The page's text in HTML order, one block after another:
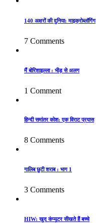
140 अक्षरों की दुनिया: माइक्रोब्लॉगिंग
7 Comments
मैं बोरिशाइल्ला : भीड़ से अलग
1 Comment
हिन्दी समांतर कोश: एक विराट प्रयास
8 Comments
गालिब छुटी शराब : भाग 1
3 Comments
HIW: खुद कंप्यूटर सीखते हैं बच्चे